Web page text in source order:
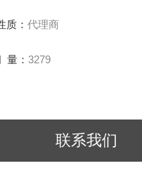
质： 代理商
量： 3279
联系我们